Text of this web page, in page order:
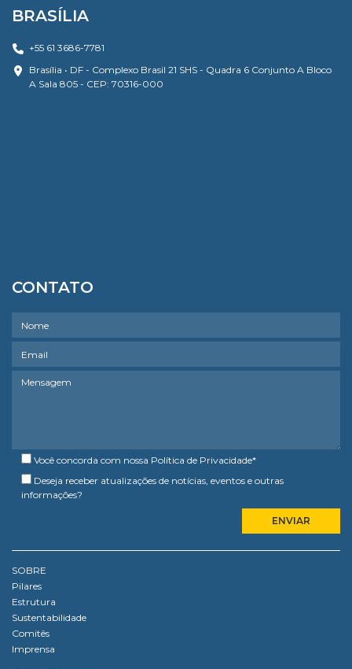
BRASÍLIA
+55 61 3686-7781
Brasília • DF - Complexo Brasil 21 SHS - Quadra 6 Conjunto A Bloco
A Sala 805 - CEP: 70316-000
CONTATO
Você concorda com nossa Política de Privacidade*
Deseja receber atualizações de notícias, eventos e outras
informações?
SOBRE
Pilares
Estrutura
Sustentabilidade
Comitês
Imprensa